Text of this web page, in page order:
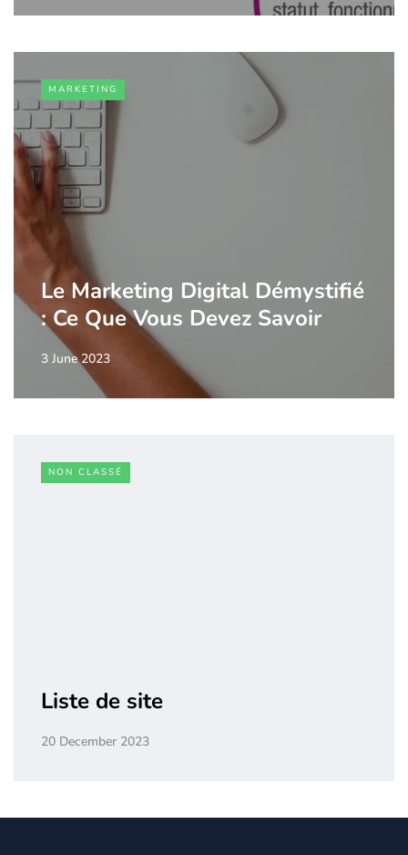
MARKETING
Le Marketing Digital Démystifié
: Ce Que Vous Devez Savoir
3 June 2023
NON CLASSÉ
Liste de site
20 December 2023